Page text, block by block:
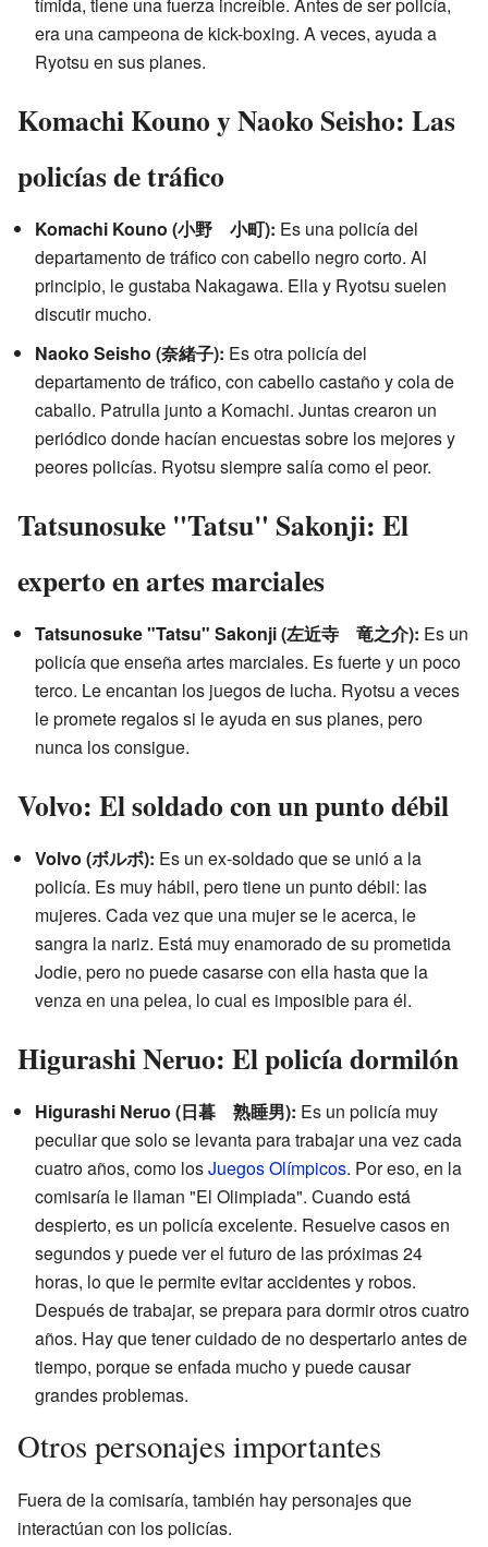
era una campeona de kick-boxing. A veces, ayuda a
Ryotsu en sus planes.
Komachi Kouno y Naoko Seisho: Las
policías de tráfico
Komachi Kouno (小野 小町): Es una policía del
departamento de tráfico con cabello negro corto. Al
principio, le gustaba Nakagawa. Ella y Ryotsu suelen
discutir mucho.
Naoko Seisho (奈緒子): Es otra policía del
departamento de tráfico, con cabello castaño y cola de
caballo. Patrulla junto a Komachi. Juntas crearon un
periódico donde hacían encuestas sobre los mejores y
peores policías. Ryotsu siempre salía como el peor.
Tatsunosuke "Tatsu" Sakonji: El
experto en artes marciales
Tatsunosuke "Tatsu" Sakonji (左近寺 竜之介): Es un
policía que enseña artes marciales. Es fuerte y un poco
terco. Le encantan los juegos de lucha. Ryotsu a veces
le promete regalos si le ayuda en sus planes, pero
nunca los consigue.
Volvo: El soldado con un punto débil
Volvo (ボルボ): Es un ex-soldado que se unió a la
policía. Es muy hábil, pero tiene un punto débil: las
mujeres. Cada vez que una mujer se le acerca, le
sangra la nariz. Está muy enamorado de su prometida
Jodie, pero no puede casarse con ella hasta que la
venza en una pelea, lo cual es imposible para él.
Higurashi Neruo: El policía dormilón
Higurashi Neruo (日暮 熟睡男): Es un policía muy
peculiar que solo se levanta para trabajar una vez cada
cuatro años, como losJuegos Olímpicos. Por eso, en la
comisaría le llaman "El Olimpiada". Cuando está
despierto, es un policía excelente. Resuelve casos en
segundos y puede ver el futuro de las próximas 24
horas, lo que le permite evitar accidentes y robos.
Después de trabajar, se prepara para dormir otros cuatro
años. Hay que tener cuidado de no despertarlo antes de
tiempo, porque se enfada mucho y puede causar
grandes problemas.
Otros personajes importantes
Fuera de la comisaría, también hay personajes que
interactúan con los policías.